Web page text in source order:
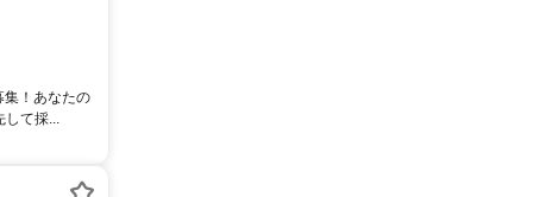
！あなたの
して採...